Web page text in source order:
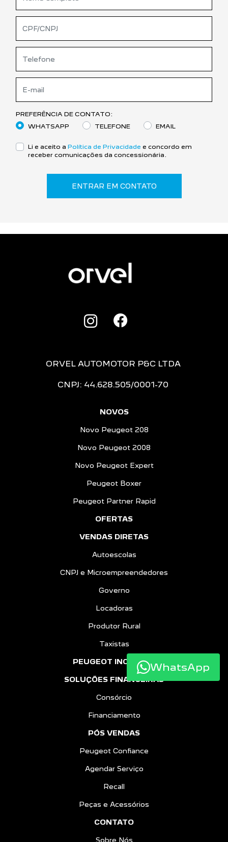
PREFERÊNCIA DE CONTATO:
WHATSAPP
TELEFONE EMAIL
Li e aceito a Política de Privacidade e concordo em
receber comunicações da concessionária.
ENTRAR EM CONTATO
ORVEL AUTOMOTOR P&C LTDA
CNPJ: 44.628.505/0001-70
NOVOS
Novo Peugeot 208
Novo Peugeot 2008
Novo Peugeot Expert
Peugeot Boxer
Peugeot Partner Rapid
OFERTAS
VENDAS DIRETAS
Autoescolas
CNPJ e Microempreendedores
Governo
Locadoras
Produtor Rural
Taxistas
PEUGEOT INCLUSÃO
SOLUÇÕES FINANCEIRAS
Consórcio
Financiamento
PÓS VENDAS
Peugeot Confiance
Agendar Serviço
Recall
Peças e Acessórios
CONTATO
Sobre Nós
WhatsApp